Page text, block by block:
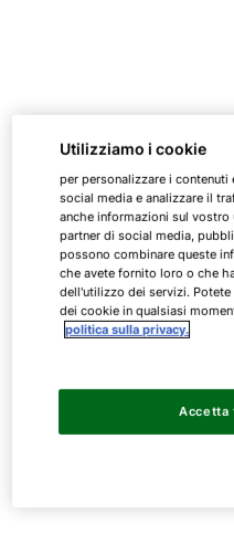
Utilizziamo i cookie
per personalizzare i contenuti
social media e analizzare il
anche informazioni sul
partner di social media,
possono combinare queste
che avete fornito loro o che
dell'utilizzo dei servizi.
dei cookie in qualsiasi
politica sulla privacy.
Accetta